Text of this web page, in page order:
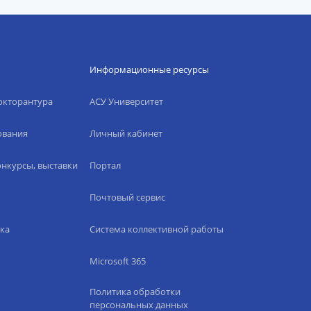
выставки
Информационные ресурсы
АСУ Университет
Личный кабинет
Портал
Почтовый сервис
Система коллективной работы
Microsoft 365
Политика обработки
персональных данных